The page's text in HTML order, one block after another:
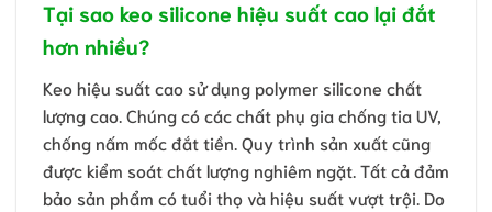
Tại sao keo silicone hiệu suất cao lại đắt
hơn nhiều?
Keo hiệu suất cao sử dụng polymer silicone chất
lượng cao. Chúng có các chất phụ gia chống tia UV,
chống nấm mốc đắt tiền. Quy trình sản xuất cũng
được kiểm soát chất lượng nghiêm ngặt. Tất cả đảm
bảo sản phẩm có tuổi thọ và hiệu suất vượt trội. Do